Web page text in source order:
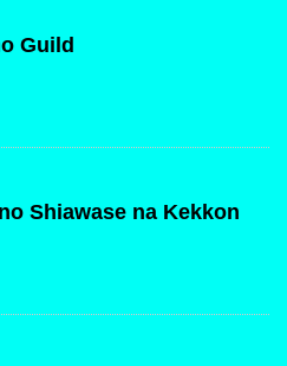
Guild
Shiawase na Kekkon